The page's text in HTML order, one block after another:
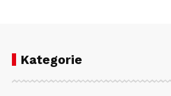
Kategorie